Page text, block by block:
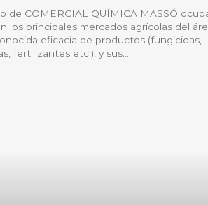
de COMERCIAL QUÍMICA MASSÓ
los principales mercados agrícolas del
eficacia de productos (fungicidas,
fertilizantes etc.), y sus...